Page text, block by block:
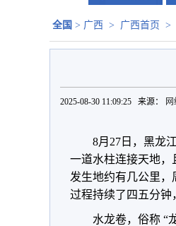
全国 > 广西 > 广西首页 >
2025-08-30 11:09:25 来源：
8月27日，黑龙
一道水柱连接天地，
发生地约有几公里
过程持续了四五分钟
水龙卷，俗称 “